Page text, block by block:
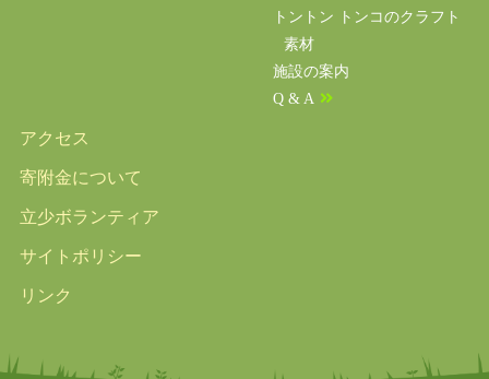
トントン トンコのクラフト
素材
施設の案内
Q & A
アクセス
寄附金について
立少ボランティア
サイトポリシー
リンク